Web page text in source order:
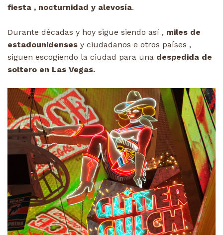
fiesta , nocturnidad y alevosía.
Durante décadas y hoy sigue siendo así , miles de
estadounidenses y ciudadanos e otros países ,
siguen escogiendo la ciudad para una despedida de
soltero en Las Vegas.